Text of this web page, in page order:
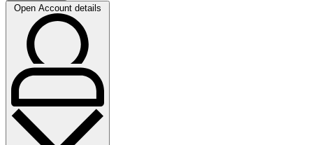
Open Account details